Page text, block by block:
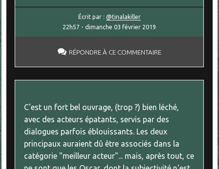
Écrit par : @tinalakiller
22h57 -dimanche 03 février 2019
RÉPONDRE À CE COMMENTAIRE
C'est un fort bel ouvrage, (trop ?) bien léché,
avec des acteurs épatants, servis par des
dialogues parfois éblouissants. Les deux
principaux auraient dû être associés dans la
catégorie "meilleur acteur"... mais, après tout, ce